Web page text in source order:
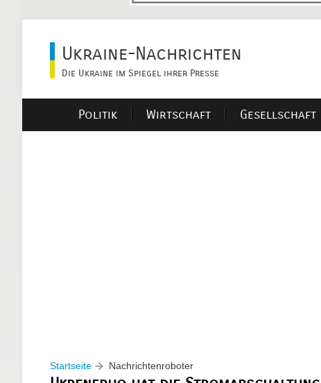
Ukraine-Nachrichten
Die Ukraine im Spiegel ihrer Presse
Politik Wirtschaft Gesellschaft
Startseite Nachrichtenroboter